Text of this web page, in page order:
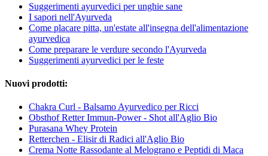
Suggerimenti ayurvedici per unghie sane
I sapori nell'Ayurveda
Come placare pitta, un'estate all'insegna dell'alimentazione
ayurvedica
Come preparare le verdure secondo l'Ayurveda
Suggerimenti ayurvedici per le feste
Nuovi prodotti:
Chakra Curl - Balsamo Ayurvedico per Ricci
Obsthof Retter Immun-Power - Shot all'Aglio Bio
Purasana Whey Protein
Retterchen - Elisir di Radici all'Aglio Bio
Crema Notte Rassodante al Melograno e Peptidi di Maca